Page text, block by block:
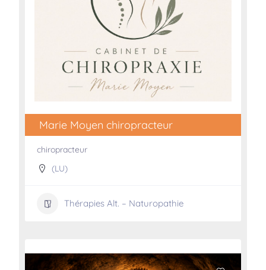
Marie Moyen chiropracteur
chiropracteur
(LU)
Thérapies Alt. – Naturopathie